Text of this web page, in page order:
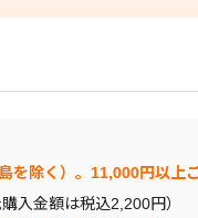
を除く）。11,000円以上
入金額は税込2,200円）